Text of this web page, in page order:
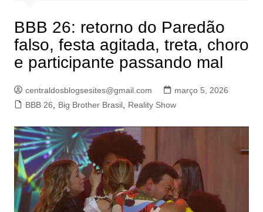
BBB 26: retorno do Paredão
falso, festa agitada, treta, choro
e participante passando mal
centraldosblogsesites@gmail.com
março 5, 2026
BBB 26
Big Brother Brasil, Reality Show